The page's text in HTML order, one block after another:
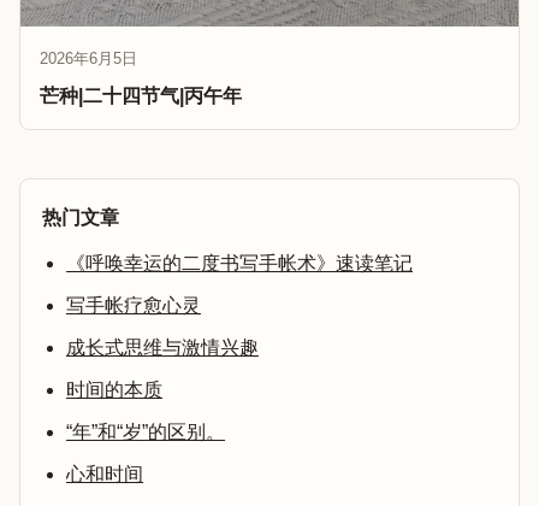
2026年6月5日
芒种|二十四节气|丙午年
热门文章
《呼唤幸运的二度书写手帐术》速读笔记
写手帐疗愈心灵
成长式思维与激情兴趣
时间的本质
“年”和“岁”的区别。
心和时间